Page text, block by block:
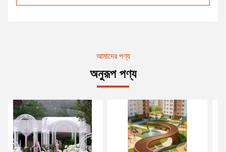
আমাদের পণ্য
অনুরূপ পণ্য